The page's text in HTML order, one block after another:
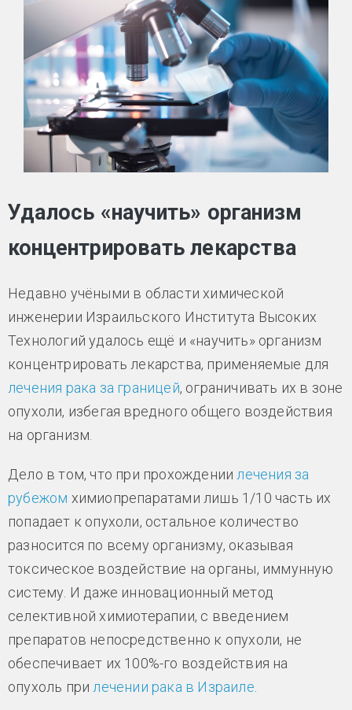
Удалось «научить» организм
концентрировать лекарства
Недавно учёными в области химической
инженерии Израильского Института Высоких
Технологий удалось ещё и «научить» организм
концентрировать лекарства, применяемые для
лечения рака за границей, ограничивать их в зоне
опухоли, избегая вредного общего воздействия
на организм.
Дело в том, что при прохождении лечения за
рубежом химиопрепаратами лишь 1/10 часть их
попадает к опухоли, остальное количество
разносится по всему организму, оказывая
токсическое воздействие на органы, иммунную
систему. И даже инновационный метод
селективной химиотерапии, с введением
препаратов непосредственно к опухоли, не
обеспечивает их 100%-го воздействия на
опухоль при лечении рака в Израиле